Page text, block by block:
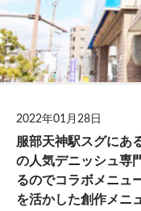
2022年01月28日
服部天神駅スグにあ
の人気デニッシュ専
るのでコラボメニュ
を活かした創作メニ